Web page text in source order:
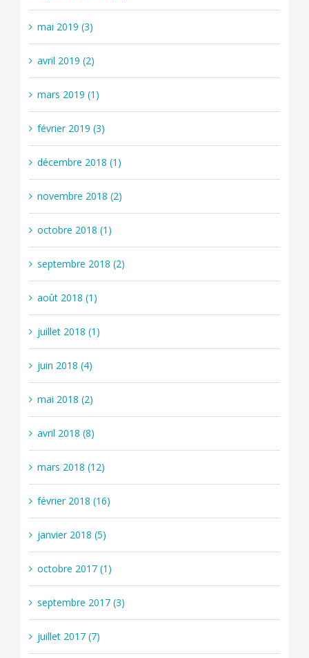
mai 2019 (3)
avril 2019 (2)
mars 2019 (1)
février 2019 (3)
décembre 2018 (1)
novembre 2018 (2)
octobre 2018 (1)
septembre 2018 (2)
août 2018 (1)
juillet 2018 (1)
juin 2018 (4)
mai 2018 (2)
avril 2018 (8)
mars 2018 (12)
février 2018 (16)
janvier 2018 (5)
octobre 2017 (1)
septembre 2017 (3)
juillet 2017 (7)